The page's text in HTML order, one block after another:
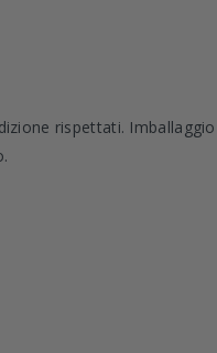
rispettati. Imballaggio